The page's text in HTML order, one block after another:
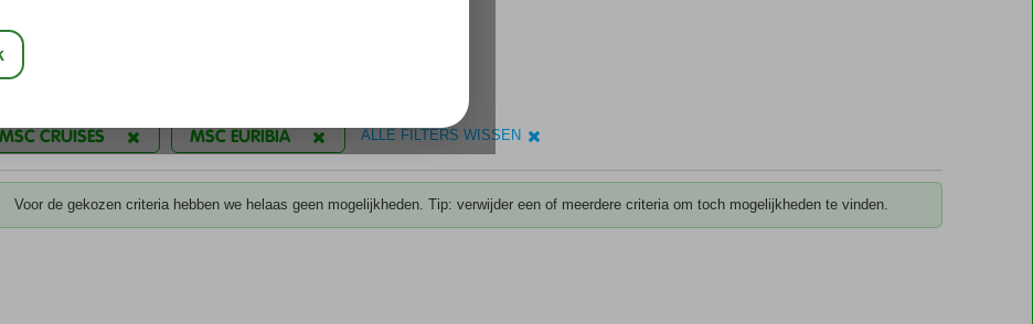
Euribia
meer info over de MSC Euribia
MSC CRUISES MSC EURIBIA ALLE FILTERS WISSEN
Voor de gekozen criteria hebben we helaas geen mogelijkheden. Tip: verwijder een of meerdere criteria om toch mogelijkheden te vinden.